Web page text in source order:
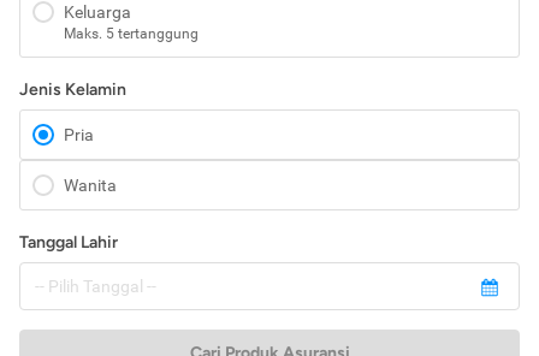
Keluarga
Maks. 5 tertanggung
Jenis Kelamin
Pria
Wanita
Tanggal Lahir